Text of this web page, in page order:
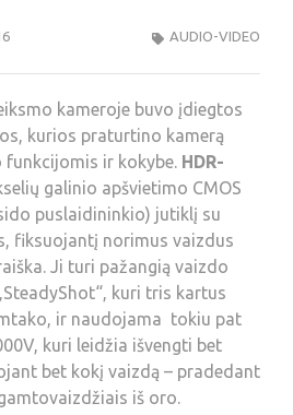
AUDIO-VIDEO
kameroje buvo įdiegtos
kurios praturtino kamerą
ir kokybe. HDR-
galinio apšvietimo CMOS
puslaidininkio) jutiklį su
fiksuojantį norimus vaizdus
Ji turi pažangią vaizdo
kuri tris kartus
ir naudojama tokiu pat
kuri leidžia išvengti bet
bet kokį vaizdą – pradedant
iš oro.